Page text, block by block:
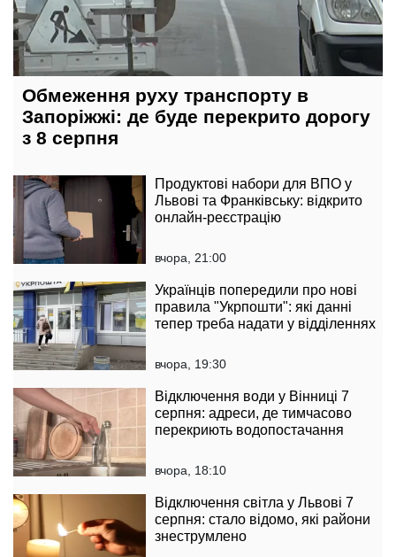
Обмеження руху транспорту в
Запоріжжі: де буде перекрито дорогу
з 8 серпня
Продуктові набори для ВПО у
Львові та Франківську: відкрито
онлайн-реєстрацію
вчора, 21:00
Українців попередили про нові
правила "Укрпошти": які данні
тепер треба надати у відділеннях
вчора, 19:30
Відключення води у Вінниці 7
серпня: адреси, де тимчасово
перекриють водопостачання
вчора, 18:10
Відключення світла у Львові 7
серпня: стало відомо, які райони
знеструмлено